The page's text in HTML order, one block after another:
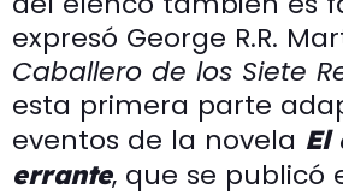
expresó George R.R.
Caballero de los Siete
esta primera parte
eventos de la novela El
errante, que se publicó